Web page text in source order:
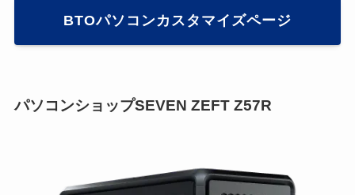
BTOパソコンカスタマイズページ
パソコンショップSEVEN ZEFT Z57R